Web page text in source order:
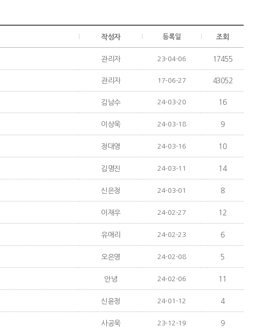
작성자 등록일 조회
관리자 23-04-06 17455
관리자 17-06-27 43052
김남수 24-03-20 16
이상욱 24-03-18 9
정대영 24-03-16 10
김명진 24-03-11 14
신은정 24-03-01 8
이재우 24-02-27 12
유애리 24-02-23 6
오은영 24-02-08 5
안녕 24-02-06 11
신윤정 24-01-12 4
사공욱 23-12-19 9